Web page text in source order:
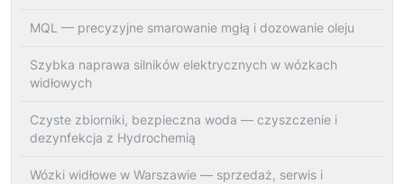
MQL — precyzyjne smarowanie mgłą i dozowanie oleju
Szybka naprawa silników elektrycznych w wózkach
widłowych
Czyste zbiorniki, bezpieczna woda — czyszczenie i
dezynfekcja z Hydrochemią
Wózki widłowe w Warszawie — sprzedaż, serwis i